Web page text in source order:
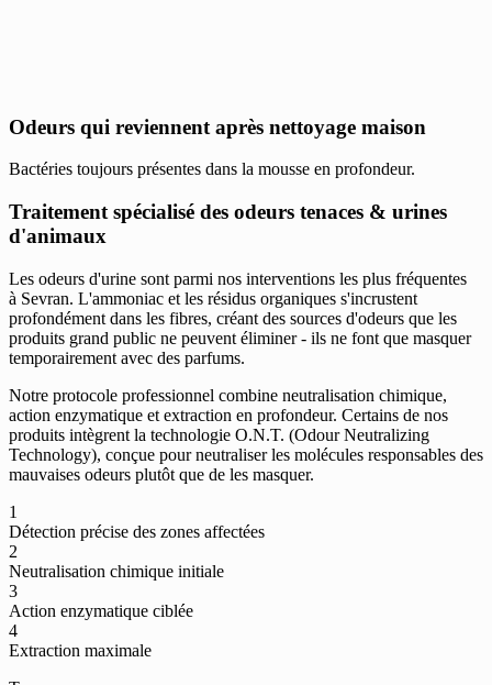
Odeurs qui reviennent après nettoyage maison
Bactéries toujours présentes dans la mousse en profondeur.
Traitement spécialisé des odeurs tenaces & urines
d'animaux
Les odeurs d'urine sont parmi nos interventions les plus fréquentes
à Sevran. L'ammoniac et les résidus organiques s'incrustent
profondément dans les fibres, créant des sources d'odeurs que les
produits grand public ne peuvent éliminer - ils ne font que masquer
temporairement avec des parfums.
Notre protocole professionnel combine neutralisation chimique,
action enzymatique et extraction en profondeur. Certains de nos
produits intègrent la technologie O.N.T. (Odour Neutralizing
Technology), conçue pour neutraliser les molécules responsables des
mauvaises odeurs plutôt que de les masquer.
1
Détection précise des zones affectées
2
Neutralisation chimique initiale
3
Action enzymatique ciblée
4
Extraction maximale